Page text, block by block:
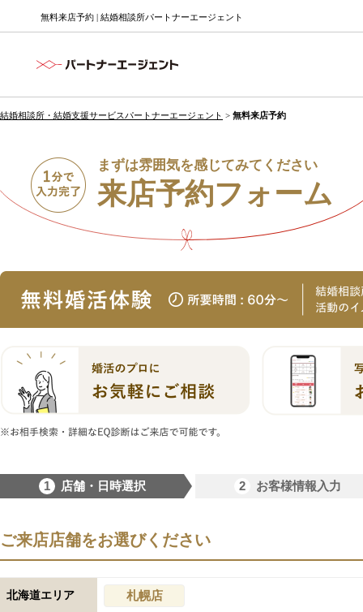
無料来店予約 | 結婚相談所パートナーエージェント
結婚相談所・結婚支援サービスパートナーエージェント > 無料来店予約
まずは雰囲気を感じてみてください
来店予約フォーム
1 店舗・日時選択 2 お客様情報入力
ご来店店舗をお選びください
北海道エリア 札幌店